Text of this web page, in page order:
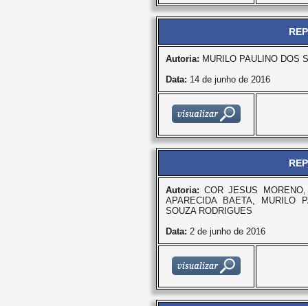
Autoria: MURILO PAULINO DOS
Data: 14 de junho de 2016
Autoria: COR JESUS
APARECIDA BAETA, MURILO
SOUZA RODRIGUES
Data: 2 de junho de 2016